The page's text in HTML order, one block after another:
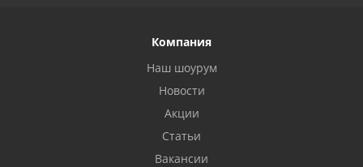
Компания
Наш шоурум
Новости
Акции
Статьи
Вакансии